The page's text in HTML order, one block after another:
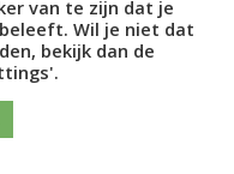
leven en de
fase voor
van het
het plezier
van én het
zijn
van te zijn dat je
Wil je niet dat
bekijk dan de